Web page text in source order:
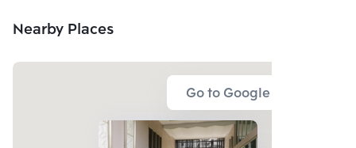
Nearby Places
Go to Google Map